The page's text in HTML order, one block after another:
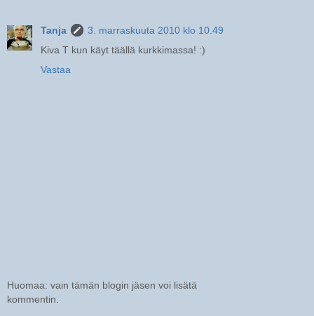
Tanja
3. marraskuuta 2010 klo 10.49
Kiva T kun käyt täällä kurkkimassa! :)
Vastaa
Huomaa: vain tämän blogin jäsen voi lisätä
kommentin.